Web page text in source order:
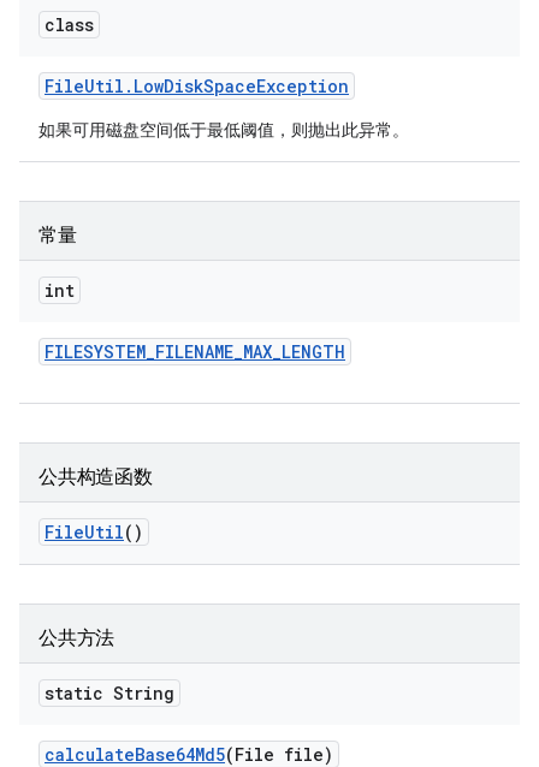
class
FileUtil . LowDiskSpaceException
如果可用磁盘空间低于最低阈值，则抛出此异常。
常量
int
FILESYSTEM_FILENAME_MAX_LENGTH
公共构造函数
FileUtil()
公共方法
static String
calculateBase64Md5(File file)